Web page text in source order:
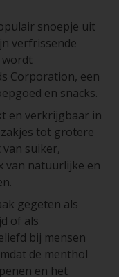
snoepje uit
verfrissende
wordt
Corporation, een
en snacks.
en verkrijgbaar in
tot grotere
suiker,
van natuurlijke en
gegeten als
of als
bij mensen
de menthol
en het